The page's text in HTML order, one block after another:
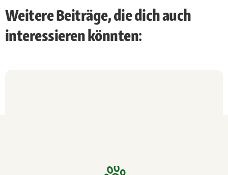
Weitere Beiträge, die dich auch
interessieren könnten: